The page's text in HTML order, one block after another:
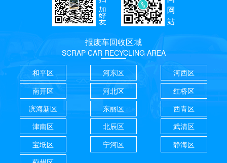
报废车回收区域
SCRAP CAR RECYCLING AREA
和平区
河东区
河西区
南开区
河北区
红桥区
滨海新区
东丽区
西青区
津南区
北辰区
武清区
宝坻区
宁河区
静海区